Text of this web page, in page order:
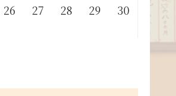
26 27 28 29
30